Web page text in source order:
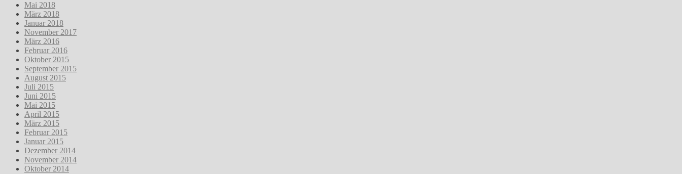
Mai 2018
März 2018
Januar 2018
November 2017
März 2016
Februar 2016
Oktober 2015
September 2015
August 2015
Juli 2015
Juni 2015
Mai 2015
April 2015
März 2015
Februar 2015
Januar 2015
Dezember 2014
November 2014
Oktober 2014